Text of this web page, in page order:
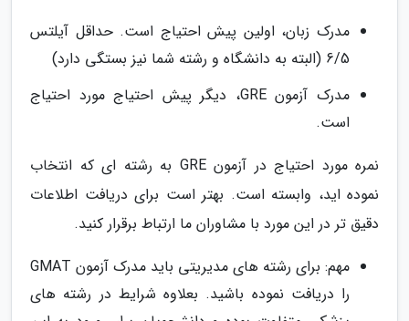
مدرک زبان، اولین پیش احتیاج است. حداقل آیلتس
6/5 (البته به دانشگاه و رشته شما نیز بستگی دارد)
مدرک آزمون GRE، دیگر پیش احتیاج مورد احتیاج
است.
نمره مورد احتیاج در آزمون GRE به رشته ای که انتخاب
نموده اید، وابسته است. بهتر است برای دریافت اطلاعات
دقیق تر در این مورد با مشاوران ما ارتباط برقرار کنید.
مهم: برای رشته های مدیریتی باید مدرک آزمون GMAT
را دریافت نموده باشید. بعلاوه شرایط در رشته های